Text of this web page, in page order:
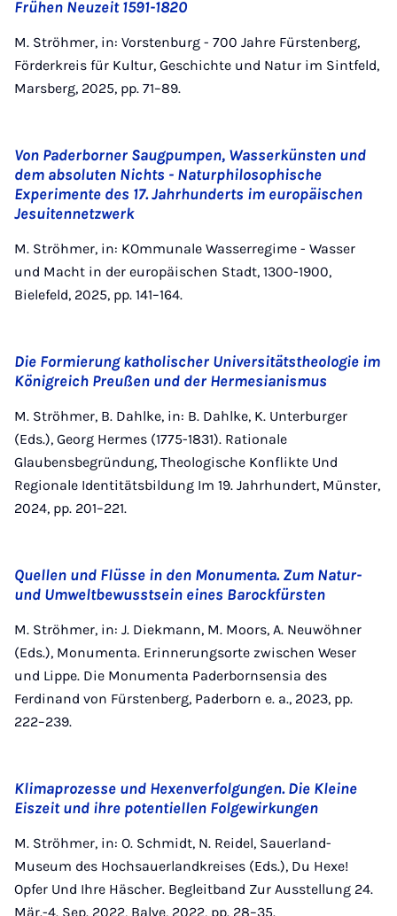
Frühen Neuzeit 1591-1820
M. Ströhmer, in: Vorstenburg - 700 Jahre Fürstenberg,
Förderkreis für Kultur, Geschichte und Natur im Sintfeld,
Marsberg, 2025, pp. 71–89.
Von Paderborner Saugpumpen, Wasserkünsten und
dem absoluten Nichts - Naturphilosophische
Experimente des 17. Jahrhunderts im europäischen
Jesuitennetzwerk
M. Ströhmer, in: KOmmunale Wasserregime - Wasser
und Macht in der europäischen Stadt, 1300-1900,
Bielefeld, 2025, pp. 141–164.
Die Formierung katholischer Universitätstheologie im
Königreich Preußen und der Hermesianismus
M. Ströhmer, B. Dahlke, in: B. Dahlke, K. Unterburger
(Eds.), Georg Hermes (1775-1831). Rationale
Glaubensbegründung, Theologische Konflikte Und
Regionale Identitätsbildung Im 19. Jahrhundert, Münster,
2024, pp. 201–221.
Quellen und Flüsse in den Monumenta. Zum Natur-
und Umweltbewusstsein eines Barockfürsten
M. Ströhmer, in: J. Diekmann, M. Moors, A. Neuwöhner
(Eds.), Monumenta. Erinnerungsorte zwischen Weser
und Lippe. Die Monumenta Paderbornsensia des
Ferdinand von Fürstenberg, Paderborn e. a., 2023, pp.
222–239.
Klimaprozesse und Hexenverfolgungen. Die Kleine
Eiszeit und ihre potentiellen Folgewirkungen
M. Ströhmer, in: O. Schmidt, N. Reidel, Sauerland-
Museum des Hochsauerlandkreises (Eds.), Du Hexe!
Opfer Und Ihre Häscher. Begleitband Zur Ausstellung 24.
Mär.-4. Sep. 2022, Balve, 2022, pp. 28–35.